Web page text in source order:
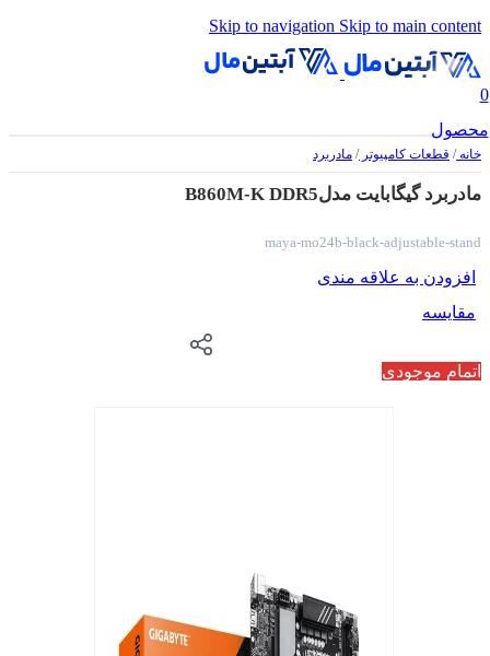
Skip to navigation Skip to main content
0
محصول
خانه/ قطعات کامپیوتر/ مادربرد
مادربرد گیگابایت مدلB860M-K DDR5
maya-mo24b-black-adjustable-stand
افزودن به علاقه مندی
مقایسه
اتمام موجودی